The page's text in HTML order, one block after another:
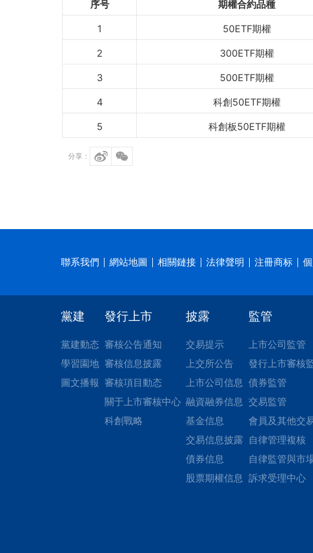
序号 期權合約品種
1 50ETF期權
2 300ETF期權
3 500ETF期權
4 科創50ETF期權
5 科創板50ETF期權
分享：
聯系我們 網站地圖 相關鏈接 法律聲明 注冊商标
黨建
黨建動态
學習園地
圖文播報
發行上市
審核公告通知
審核信息披露
審核項目動态
關于上市審核中心
科創戰略
披露
交易提示
上交所公告
上市公司信息
融資融券信息
基金信息
交易信息披露
債券信息
股票期權信息
監管
上市公司監管
發行上市審核
債券監管
交易監管
會員及其他交
自律管理複核
自律監管與市
訴求受理中心